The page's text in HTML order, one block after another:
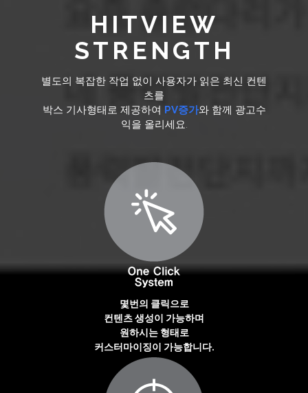
HITVIEW
STRENGTH
별도의 복잡한 작업 없이 사용자가 읽은 최신 컨텐
츠를
박스 기사형태로 제공하여 PV증가와 함께 광고수
익을 올리세요.
몇번의 클릭으로
컨텐츠 생성이 가능하며
원하시는 형태로
커스터마이징이 가능합니다.